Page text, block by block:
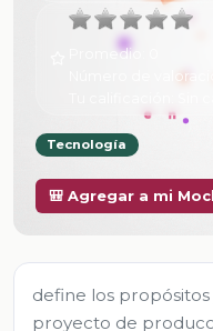
Promedio:
Número de
Tecnología
🎒 Agregar a mi
define los propósitos
proyecto de